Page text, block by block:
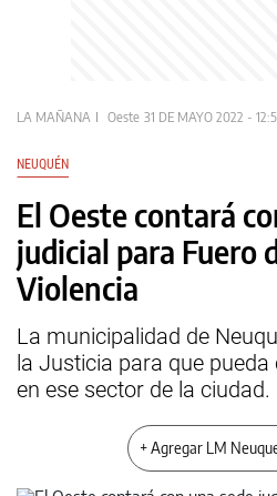
LA MAÑANA Oeste 31 DE MAYO 2022 -
NEUQUÉN
El Oeste contará
judicial para Fuero
Violencia
La municipalidad de
la Justicia para que
en ese sector de la ciudad.
+ Agregar LM